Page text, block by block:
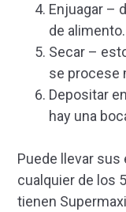
Enjuagar –
de alimento.
Secar –
se procese
Depositar
hay una
Puede llevar
cualquier de los
tienen